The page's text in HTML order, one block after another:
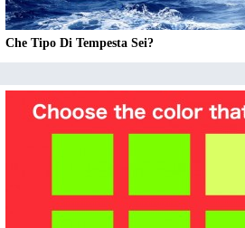
Che Tipo Di Tempesta Sei?